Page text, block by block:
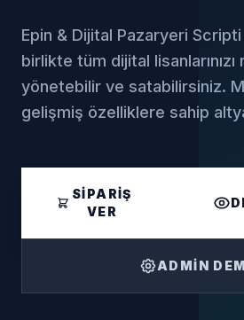
Epin & Dijital Pazaryeri
birlikte tüm dijital lisanlarınızı
yönetebilir ve satabilirsiniz.
gelişmiş özelliklere sahip
SIPARIŞ
VER
ADMIN